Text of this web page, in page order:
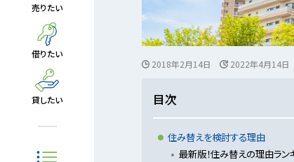
売りたい
借りたい
貸したい
2018年2月14日 2022年4月14日
目次
住み替えを検討する理由
最新版！住み替えの理由ラン